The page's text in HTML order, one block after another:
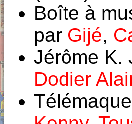
Boîte à
par Gijé,
Jérôme K.
Dodier